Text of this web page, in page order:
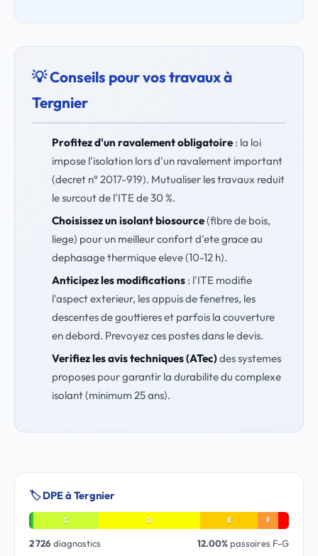
💡 Conseils pour vos travaux à
Tergnier
Profitez d'un ravalement obligatoire: la loi
impose l'isolation lors d'un ravalement important
(decret n° 2017-919). Mutualiser les travaux reduit
le surcout de l'ITE de 30 %.
Choisissez un isolant biosource(fibre de bois,
liege) pour un meilleur confort d'ete grace au
dephasage thermique eleve (10-12 h).
Anticipez les modifications: l'ITE modifie
l'aspect exterieur, les appuis de fenetres, les
descentes de gouttieres et parfois la couverture
en debord. Prevoyez ces postes dans le devis.
Verifiez les avis techniques (ATec)des systemes
proposes pour garantir la durabilite du complexe
isolant (minimum 25 ans).
🏷️ DPE à Tergnier
C D E F
2 726diagnostics 12.00%passoires F-G